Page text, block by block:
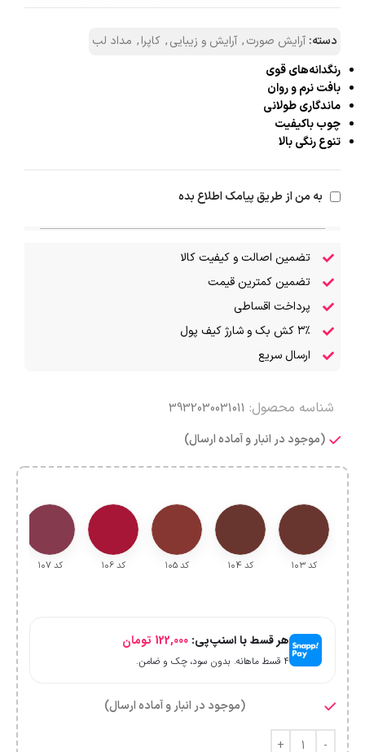
دسته: آرایش صورت, آرایش و زیبایی, کاپرا, مداد لب
رنگدانه‌های قوی
بافت نرم و روان
ماندگاری طولانی
چوب باکیفیت
تنوع رنگی بالا
به من از طریق پیامک اطلاع بده
تضمین اصالت و کیفیت کالا
تضمین کمترین قیمت
پرداخت اقساطی
۳٪ کش بک و شارژ کیف پول
ارسال سریع
شناسه محصول: 3932030031011
(موجود در انبار و آماده ارسال)
کد ۱۰۳ کد ۱۰4 کد ۱۰5 کد ۱۰6 کد ۱۰7
هر قسط با اسنپ‌پی: 122,000 تومان
۴ قسط ماهانه. بدون سود، چک و ضامن.
(موجود در انبار و آماده ارسال)